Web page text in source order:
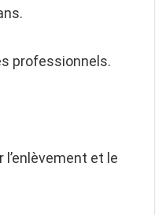
professionnels.
et le